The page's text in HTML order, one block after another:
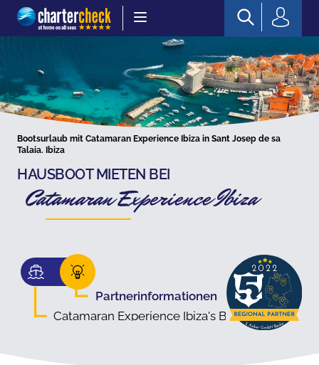
Chartercheck
Bootsurlaub mit Catamaran Experience Ibiza in Sant Josep de sa
Talaia. Ibiza
HAUSBOOT MIETEN BEI
Catamaran Experience Ibiza
Partnerinformationen
Catamaran Experience Ibiza's Boote